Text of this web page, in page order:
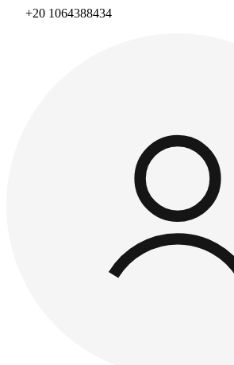
+20 1064388434